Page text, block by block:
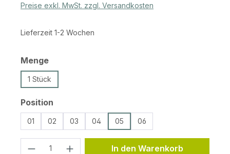
Preise exkl. MwSt. zzgl. Versandkosten
Lieferzeit 1-2 Wochen
Mengeauswählen
1 Stück
Position
01 02 03 04 05 06
Produkt Anzahl: Gib den
In den Warenkorb